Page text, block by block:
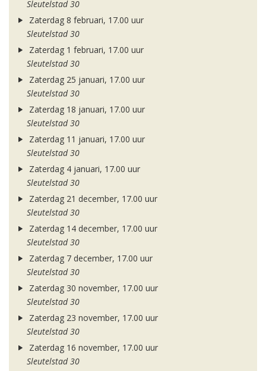
Sleutelstad 30
Zaterdag 8 februari, 17.00 uur
Sleutelstad 30
Zaterdag 1 februari, 17.00 uur
Sleutelstad 30
Zaterdag 25 januari, 17.00 uur
Sleutelstad 30
Zaterdag 18 januari, 17.00 uur
Sleutelstad 30
Zaterdag 11 januari, 17.00 uur
Sleutelstad 30
Zaterdag 4 januari, 17.00 uur
Sleutelstad 30
Zaterdag 21 december, 17.00 uur
Sleutelstad 30
Zaterdag 14 december, 17.00 uur
Sleutelstad 30
Zaterdag 7 december, 17.00 uur
Sleutelstad 30
Zaterdag 30 november, 17.00 uur
Sleutelstad 30
Zaterdag 23 november, 17.00 uur
Sleutelstad 30
Zaterdag 16 november, 17.00 uur
Sleutelstad 30